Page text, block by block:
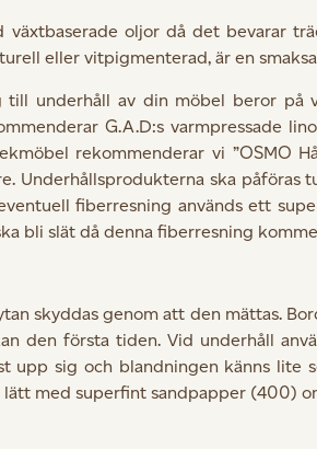
växtbaserade oljor då det bevarar
eller vitpigmenterad, är en
underhåll av din möbel beror på
G.A.D:s varmpressade
rekommenderar vi ”OSMO
Underhållsprodukterna ska
fiberresning används ett
bli slät då denna fiberresning
skyddas genom att den mättas.
den första tiden. Vid underhåll
upp sig och blandningen känns lite
med superfint sandpapper (400)